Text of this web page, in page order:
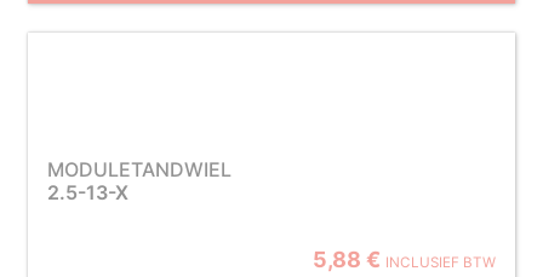
MODULETANDWIEL
2.5-13-X
5,88 € INCLUSIEF BTW